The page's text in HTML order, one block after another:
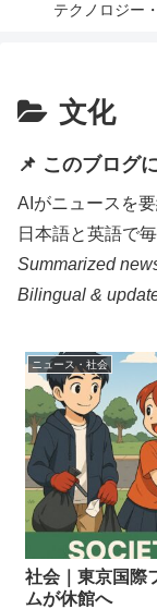
テクノロジー
文化
📌 このブログ
AIがニュースを
日本語と英語で
Summarized
Bilingual &
ニュース・社会
社会｜東京国際
ムが休館へ